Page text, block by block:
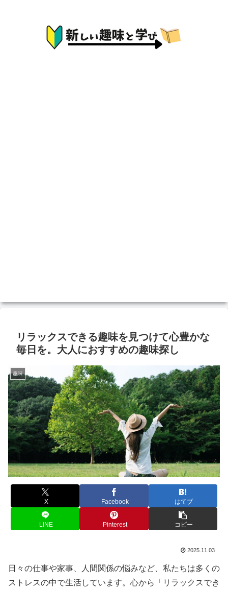
リラックスできる趣味を見つけて心豊かな
毎日を。大人におすすめの趣味探し
趣味
X Facebook はてブ
LINE Pinterest コピー
2025.11.03
日々の仕事や家事、人間関係の悩みなど、私たちは多くの
ストレスの中で生活しています。心から「リラックスでき